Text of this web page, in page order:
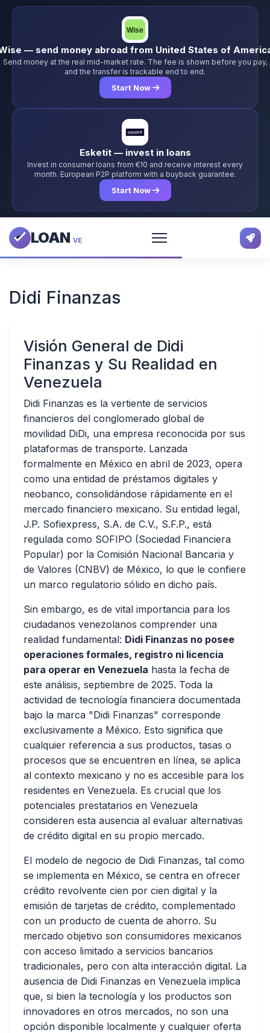
— send money abroad from United States of
Send money at the real mid-market rate. The fee is shown before you pay,
and the transfer is trackable end to end.
Start Now
Esketit — invest in loans
Invest in consumer loans from €10 and receive interest every
month. European P2P platform with a buyback guarantee.
Start Now
LOAN VE
Didi Finanzas
Visión General de Didi
Finanzas y Su Realidad en
Venezuela
Didi Finanzas es la vertiente de servicios
financieros del conglomerado global de
movilidad DiDi, una empresa reconocida por sus
plataformas de transporte. Lanzada
formalmente en México en abril de 2023, opera
como una entidad de préstamos digitales y
neobanco, consolidándose rápidamente en el
mercado financiero mexicano. Su entidad legal,
J.P. Sofiexpress, S.A. de C.V., S.F.P., está
regulada como SOFIPO (Sociedad Financiera
Popular) por la Comisión Nacional Bancaria y
de Valores (CNBV) de México, lo que le confiere
un marco regulatorio sólido en dicho país.
Sin embargo, es de vital importancia para los
ciudadanos venezolanos comprender una
realidad fundamental: Didi Finanzas no posee
operaciones formales, registro ni licencia
para operar en Venezuela hasta la fecha de
este análisis, septiembre de 2025. Toda la
actividad de tecnología financiera documentada
bajo la marca "Didi Finanzas" corresponde
exclusivamente a México. Esto significa que
cualquier referencia a sus productos, tasas o
procesos que se encuentren en línea, se aplica
al contexto mexicano y no es accesible para los
residentes en Venezuela. Es crucial que los
potenciales prestatarios en Venezuela
consideren esta ausencia al evaluar alternativas
de crédito digital en su propio mercado.
El modelo de negocio de Didi Finanzas, tal como
se implementa en México, se centra en ofrecer
crédito revolvente cien por cien digital y la
emisión de tarjetas de crédito, complementado
con un producto de cuenta de ahorro. Su
mercado objetivo son consumidores mexicanos
con acceso limitado a servicios bancarios
tradicionales, pero con alta interacción digital. La
ausencia de Didi Finanzas en Venezuela implica
que, si bien la tecnología y los productos son
innovadores en otros mercados, no son una
opción disponible localmente y cualquier oferta